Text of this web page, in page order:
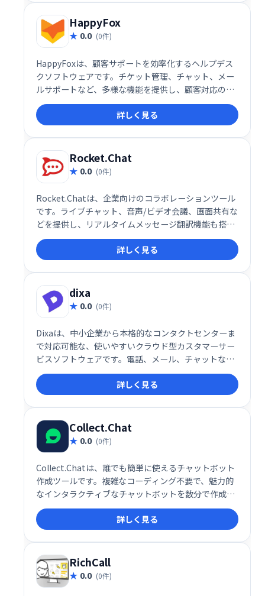
HappyFox
0.0 (0件)
HappyFoxは、顧客サポートを効率化するヘルプデス
クソフトウェアです。チケット管理、チャット、メー
ルサポートなど、多様な機能を提供し、顧客対応の迅
速化と業務の効率化を実現します。ユーザーフレンド
リーなインターフェースで、スムーズな導入と運用が
可能です。
詳しく見る
Rocket.Chat
0.0 (0件)
Rocket.Chatは、企業向けのコラボレーションツール
です。ライブチャット、音声/ビデオ会議、画面共有な
どを提供し、リアルタイムメッセージ翻訳機能も搭
載。複数言語での円滑なコミュニケーションを実現
し、チームの生産性向上を支援します。
詳しく見る
dixa
0.0 (0件)
Dixaは、中小企業から本格的なコンタクトセンターま
で対応可能な、使いやすいクラウド型カスタマーサー
ビスソフトウェアです。電話、メール、チャットなど
マルチチャネルに対応し、リアルタイムでパーソナル
な顧客サポートを提供します。Webブラウザで動作
し、追加のソフトウェアインストールやIT専門家のサ
ポートは不要です。場所を選ばず、いつでもどこでも
アクセス可能です。
詳しく見る
Collect.Chat
0.0 (0件)
Collect.Chatは、誰でも簡単に使えるチャットボット
作成ツールです。複雑なコーディング不要で、魅力的
なインタラクティブなチャットボットを数分で作成で
きます。静的なWebフォームや営業担当者に代わる、
集客・顧客対応の強力なツールとして、Webサイトの
訪問者エンゲージメント向上に貢献します。 顧客対応
の効率化やリード獲得の自動化を実現し、ビジネスの
成長をサポートします。
詳しく見る
RichCall
0.0 (0件)